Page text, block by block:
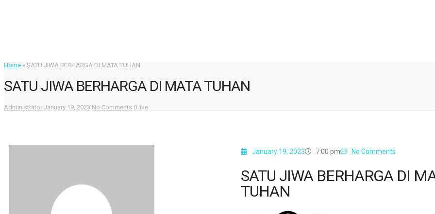
Home » SATU JIWA BERHARGA DI MATA TUHAN
SATU JIWA BERHARGA DI MATA TUHAN
Administrator January 19, 2023 No Comments 0 like
January 19, 2023 7:00 pm No Comments
SATU JIWA BERHARGA DI
TUHAN